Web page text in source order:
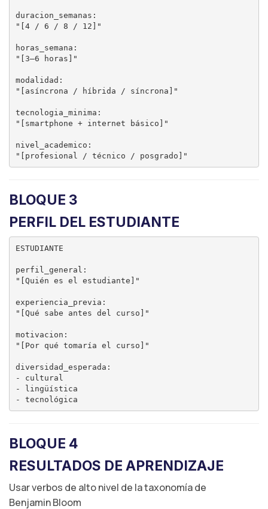
duracion_semanas:
"[4 / 6 / 8 / 12]"
horas_semana:
"[3–6 horas]"
modalidad:
"[asíncrona / híbrida / síncrona]"
tecnologia_minima:
"[smartphone + internet básico]"
nivel_academico:
BLOQUE 3
PERFIL DEL ESTUDIANTE
ESTUDIANTE
perfil_general:
"[Quién es el estudiante]"
experiencia_previa:
"[Qué sabe antes del curso]"
motivacion:
"[Por qué tomaría el curso]"
diversidad_esperada:
- cultural
- lingüística
BLOQUE 4
RESULTADOS DE APRENDIZAJE
Usar verbos de alto nivel de la taxonomía de
Benjamin Bloom